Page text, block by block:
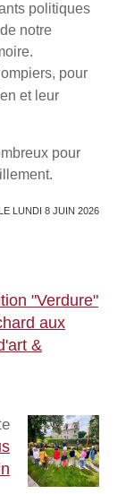
politiques
notre
pour
et leur
pour
LUNDI 8 JUIN 2026
"Verdure"
aux
&